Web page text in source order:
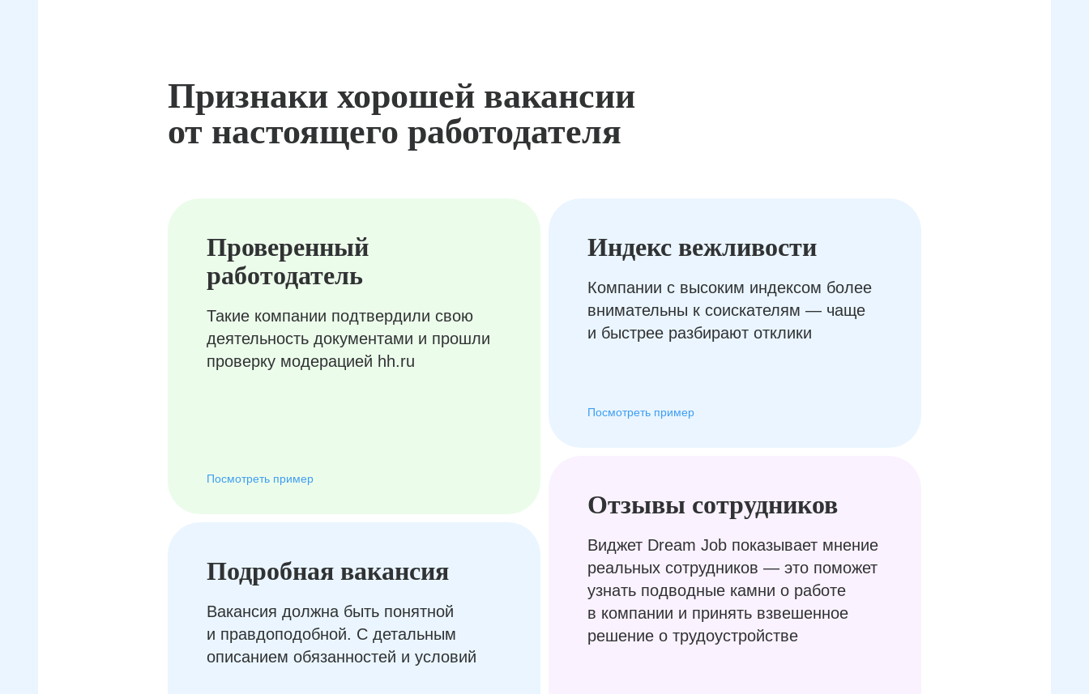
Признаки хорошей вакансии
от настоящего работодателя
Проверенный
работодатель
Такие компании подтвердили свою
деятельность документами и прошли
проверку модерацией hh.ru
Посмотреть пример
Подробная вакансия
Вакансия должна быть понятной
и правдоподобной. С детальным
описанием обязанностей и условий
Отзывы сотрудников
Виджет Dream Job показывает мнение
реальных сотрудников — это поможет
узнать подводные камни о работе
в компании и принять взвешенное
решение о трудоустройстве
Индекс вежливости
Компании с высоким индексом более
внимательны к соискателям — чаще
и быстрее разбирают отклики
Посмотреть пример